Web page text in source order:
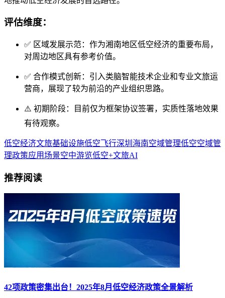
评估维度：
✅ 区域发展示范：作为湘南地区低空经济的重要布局，
对周边地区具有参考价值。
✅ 合作模式创新：引入类脑智能技术企业和专业文旅运
营商，展现了较为前沿的产业组织思路。
⚠️ 初期阶段：目前仅为框架协议签署，实质性落地效果
有待观察。
低空经济文旅基础设施低空飞行深圳 海南空域管理低空空域管
理政策应用场景空中游览低空+文旅AI
推荐阅读
42项政策密集出台！2025年8月低空经济政策全景解析